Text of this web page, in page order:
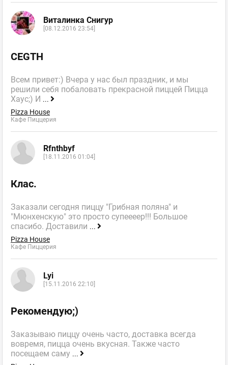
Виталинка Снигур
[08.12.2016 23:54]
CEGTH
Всем привет:) Вчера у нас был праздник, и мы
решили себя побаловать прекрасной пиццей Пицца
Хаус;) И ...
Pizza House
Кафе Пиццерия
Rfnthbyf
[18.11.2016 01:04]
Клас.
Заказали сегодня пиццу "Грибная поляна" и
"Мюнхенскую" это просто супеееер!!! Большое
спасибо. Доставили ...
Pizza House
Кафе Пиццерия
Lyi
[15.11.2016 22:10]
Рекомендую;)
Заказываю пиццу очень часто, доставка всегда
вовремя, пицца очень вкусная. Также часто
посещаем саму ...